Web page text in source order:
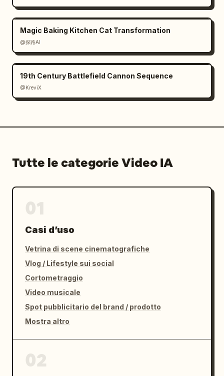
Magic Baking Kitchen Cat Transformation
@探路AI
19th Century Battlefield Cannon Sequence
@KreviX
Tutte le categorie Video IA
Casi d’uso
Vetrina di scene cinematografiche
Vlog / Lifestyle sui social
Cortometraggio
Video musicale
Spot pubblicitario del brand / prodotto
Mostra altro